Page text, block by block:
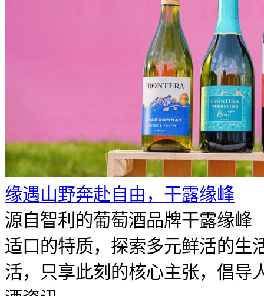
​缘遇山野奔赴自由，干露缘峰
源自智利的葡萄酒品牌干露缘峰
适口的特质，探索多元鲜活的生
活，只享此刻的核心主张，倡导